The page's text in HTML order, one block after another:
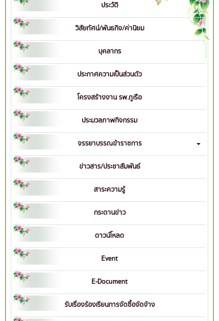
ประวัติ
วิสัยทัศน์/พันธกิจ/ค่านิยม
บุคลากร
ประกาศความเป็นส่วนตัว
โครงสร้างงาน รพ.ภูเรือ
ประมวลภาพกิจกรรม
จรรยาบรรณข้าราชการ
ข่าวสาร/ประชาสัมพันธ์
สาระความรู้
กระดานข่าว
ดาวน์โหลด
Event
E-Document
รับเรื่องร้องเรียนการจัดซื้อจัดจ้าง